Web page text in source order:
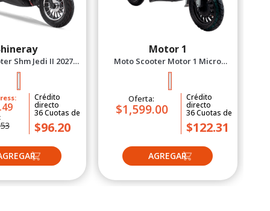
Shm Jedi II 2027
Crédito
directo
36Cuotas de
$96.20
Motor 1
Moto Scooter Motor 1 Micro
Oferta:
$1,599.00
Crédito
directo
36 Cuotas de
$122.31